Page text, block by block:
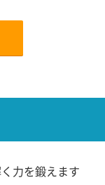
力を鍛えます